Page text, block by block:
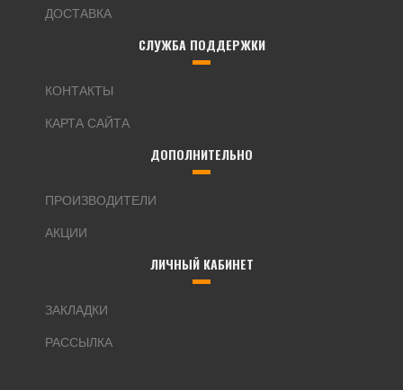
ДОСТАВКА
СЛУЖБА ПОДДЕРЖКИ
КОНТАКТЫ
КАРТА САЙТА
ДОПОЛНИТЕЛЬНО
ПРОИЗВОДИТЕЛИ
АКЦИИ
ЛИЧНЫЙ КАБИНЕТ
ЗАКЛАДКИ
РАССЫЛКА